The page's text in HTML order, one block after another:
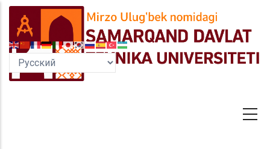
Перейти
основному
содержанию